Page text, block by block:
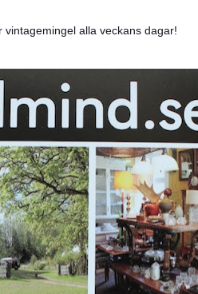
alla veckans dagar!